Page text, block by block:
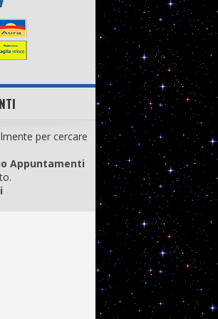
per cercare
Appuntamenti